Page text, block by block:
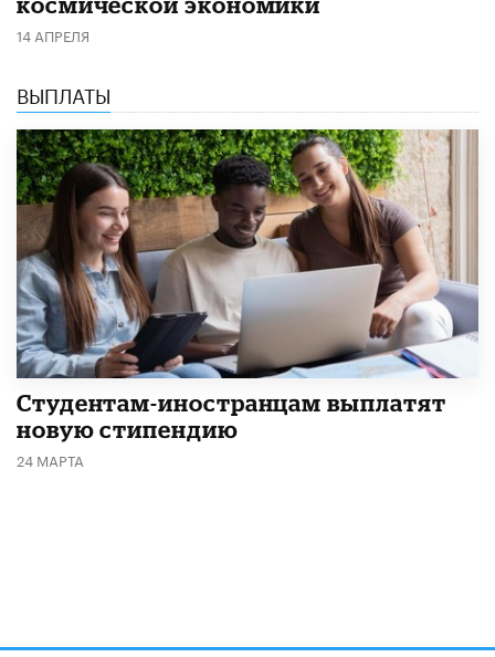
14 АПРЕЛЯ
ВЫПЛАТЫ
Студентам-иностранцам выплатят
новую стипендию
24 МАРТА